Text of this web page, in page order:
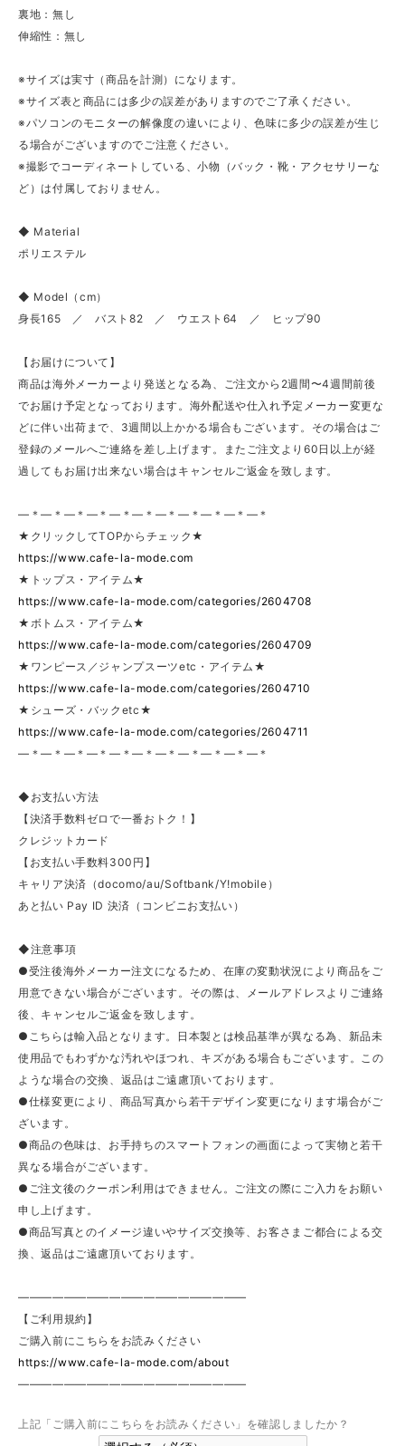
裏地：無し
伸縮性：無し
※サイズは実寸（商品を計測）になります。
※サイズ表と商品には多少の誤差がありますのでご了承ください。
※パソコンのモニターの解像度の違いにより、色味に多少の誤差が生じ
る場合がございますのでご注意ください。
※撮影でコーディネートしている、小物（バック・靴・アクセサリーな
ど）は付属しておりません。
◆ Material
ポリエステル
◆ Model（cm）
身長165 ／ バスト82 ／ ウエスト64 ／ ヒップ90
【お届けについて】
商品は海外メーカーより発送となる為、ご注文から2週間〜4週間前後
でお届け予定となっております。海外配送や仕入れ予定メーカー変更な
どに伴い出荷まで、3週間以上かかる場合もございます。その場合はご
登録のメールへご連絡を差し上げます。またご注文より60日以上が経
過してもお届け出来ない場合はキャンセルご返金を致します。
—＊—＊—＊—＊—＊—＊—＊—＊—＊—＊—＊
★クリックしてTOPからチェック★
https://www.cafe-la-mode.com
★トップス・アイテム★
https://www.cafe-la-mode.com/categories/2604708
★ボトムス・アイテム★
https://www.cafe-la-mode.com/categories/2604709
★ワンピース／ジャンプスーツetc・アイテム★
https://www.cafe-la-mode.com/categories/2604710
★シューズ・バックetc★
https://www.cafe-la-mode.com/categories/2604711
—＊—＊—＊—＊—＊—＊—＊—＊—＊—＊—＊
◆お支払い方法
【決済手数料ゼロで一番おトク！】
クレジットカード
【お支払い手数料300円】
キャリア決済（docomo/au/Softbank/Y!mobile）
あと払い Pay ID 決済（コンビニお支払い）
◆注意事項
●受注後海外メーカー注文になるため、在庫の変動状況により商品をご
用意できない場合がございます。その際は、メールアドレスよりご連絡
後、キャンセルご返金を致します。
●こちらは輸入品となります。日本製とは検品基準が異なる為、新品未
使用品でもわずかな汚れやほつれ、キズがある場合もございます。この
ような場合の交換、返品はご遠慮頂いております。
●仕様変更により、商品写真から若干デザイン変更になります場合がご
ざいます。
●商品の色味は、お手持ちのスマートフォンの画面によって実物と若干
異なる場合がございます。
●ご注文後のクーポン利用はできません。ご注文の際にご入力をお願い
申し上げます。
●商品写真とのイメージ違いやサイズ交換等、お客さまご都合による交
換、返品はご遠慮頂いております。
————————————————————
【ご利用規約】
ご購入前にこちらをお読みください
https://www.cafe-la-mode.com/about
————————————————————
上記「ご購入前にこちらをお読みください」を確認しましたか？